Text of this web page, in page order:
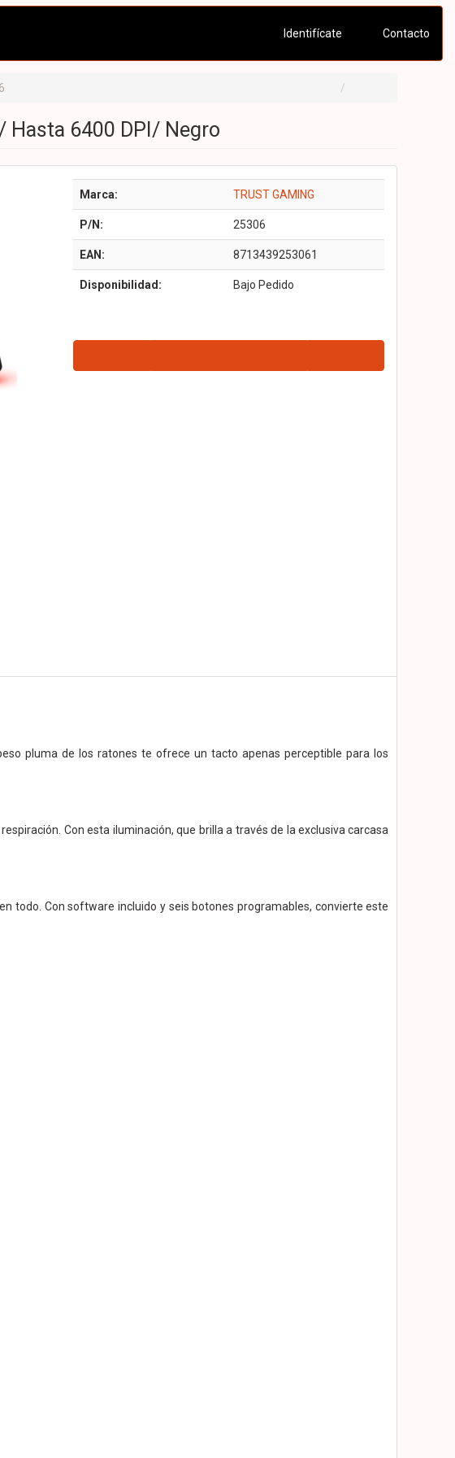
Identifícate Contacto
Hasta 6400 DPI/ Negro
Marca: TRUST GAMING
P/N: 25306
EAN: 8713439253061
Disponibilidad: Bajo Pedido
pluma de los ratones te ofrece un tacto apenas perceptible para los
Con esta iluminación, que brilla a través de la exclusiva carcasa
todo. Con software incluido y seis botones programables, convierte este